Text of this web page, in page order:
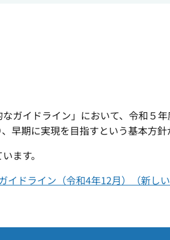
ガイドライン」において、令和５
早期に実現を目指すという基本方針
ます。
ドライン（令和4年12月）（新しい